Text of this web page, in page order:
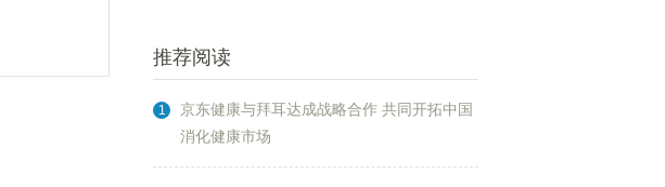
推荐阅读
1
京东健康与拜耳达成战略合作 共同开拓中国
消化健康市场